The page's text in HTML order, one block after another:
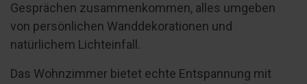
Gesprächen zusammenkommen, alles umgeben
von persönlichen Wanddekorationen und
natürlichem Lichteinfall.
Das Wohnzimmer bietet echte Entspannung mit